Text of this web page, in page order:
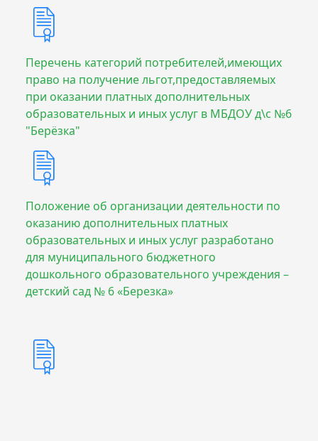
Перечень категорий потребителей,имеющих
право на получение льгот,предоставляемых
при оказании платных дополнительных
образовательных и иных услуг в МБДОУ д\с №6
"Берёзка"
Положение об организации деятельности по
оказанию дополнительных платных
образовательных и иных услуг разработано
для муниципального бюджетного
дошкольного образовательного учреждения –
детский сад № 6 «Березка»